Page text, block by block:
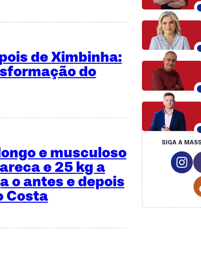
de Ximbinha:
do
e musculoso
e 25 kg a
o antes e depois
Costa
SIGA A